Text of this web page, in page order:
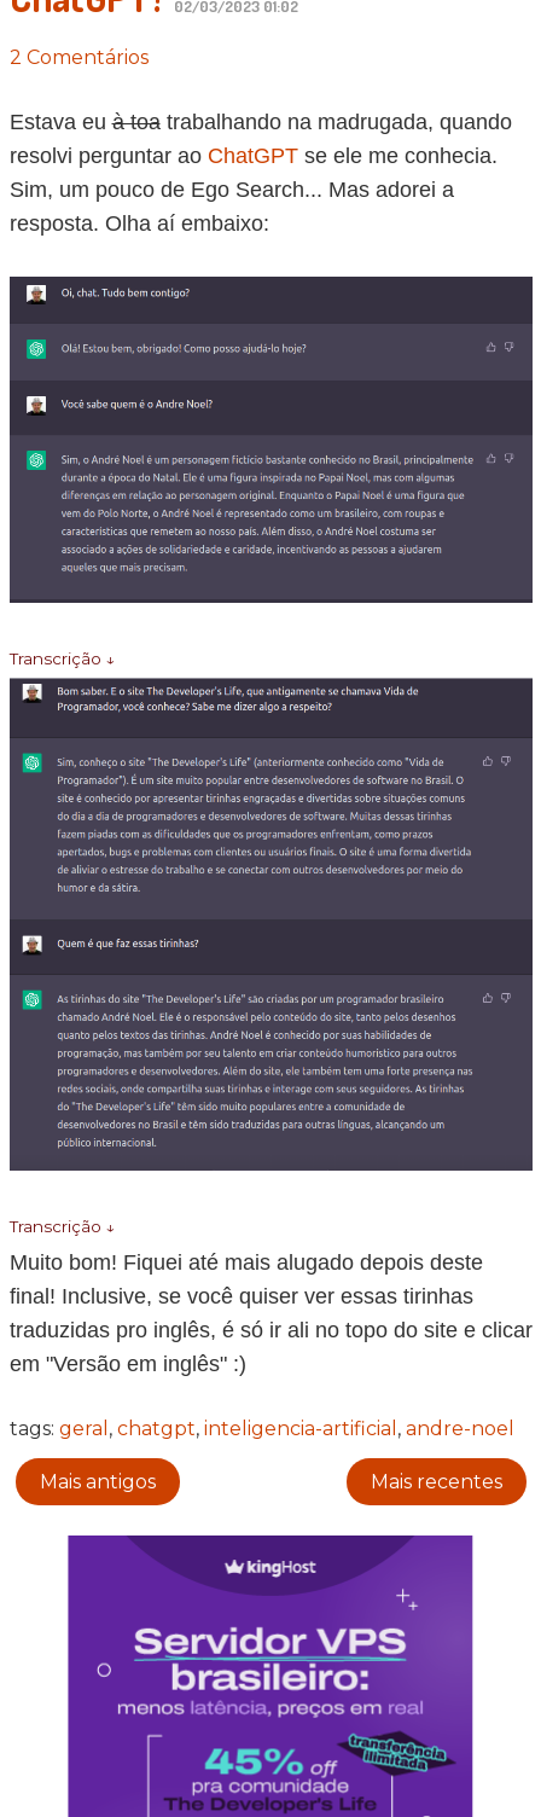
02/03/2023 01:02
2 Comentários
Estava euà toatrabalhando na madrugada, quando
resolvi perguntar ao ChatGPTse ele me conhecia.
Sim, um pouco de Ego Search... Mas adorei a
resposta. Olha aí embaixo:
Transcrição ↓
Transcrição ↓
Muito bom! Fiquei até mais alugado depois deste
final! Inclusive, se você quiser ver essas tirinhas
traduzidas pro inglês, é só ir ali no topo do site e clicar
em "Versão em inglês" :)
tags: geral , chatgpt, inteligencia-artificial , andre-noel
Mais antigos Mais recentes